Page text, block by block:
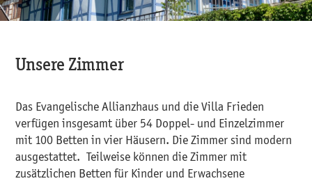
Unsere Zimmer
Das Evangelische Allianzhaus und die Villa Frieden
verfügen insgesamt über 54 Doppel- und Einzelzimmer
mit 100 Betten in vier Häusern. Die Zimmer sind modern
ausgestattet. Teilweise können die Zimmer mit
zusätzlichen Betten für Kinder und Erwachsene